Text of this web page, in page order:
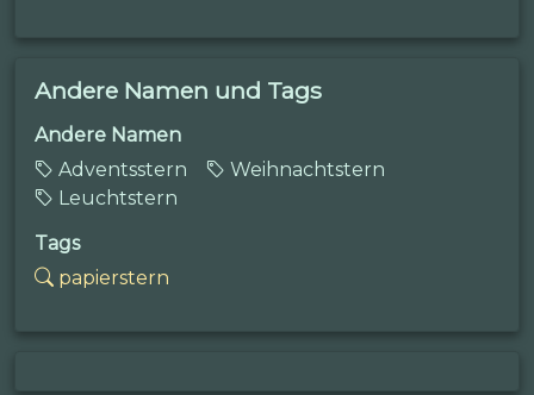
Andere Namen und Tags
Andere Namen
Adventsstern
Weihnachtstern
Leuchtstern
Tags
papierstern